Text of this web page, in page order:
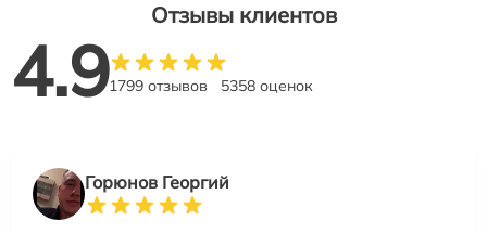
Отзывы клиентов
4.91799 отзывов 5358 оценок
Горюнов Георгий